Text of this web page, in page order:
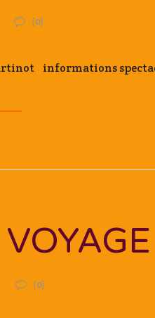
(0)
informations
(0)